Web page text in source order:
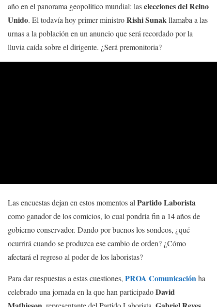
año en el panorama geopolítico mundial: laselecciones del Reino
Unido. El todavía hoy primer ministroRishi Sunakllamaba a las
urnas a la población en un anuncio que será recordado por la
lluvia caída sobre el dirigente. ¿Será premonitoria?
Las encuestas dejan en estos momentos alPartido Laborista
como ganador de los comicios, lo cual pondría fin a 14 años de
gobierno conservador. Dando por buenos los sondeos, ¿qué
ocurrirá cuando se produzca ese cambio de orden? ¿Cómo
afectará el regreso al poder de los laboristas?
Para dar respuestas a estas cuestiones, PROA Comunicaciónha
celebrado una jornada en la que han participadoDavid